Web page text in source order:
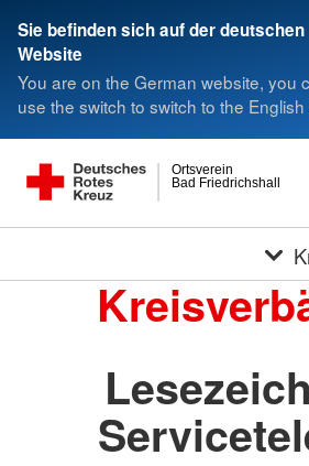
Sie befinden sich auf der deutschen
Website
You are on the German website, you
use the switch to switch to the
Bad Friedrichshall
Ortsverein